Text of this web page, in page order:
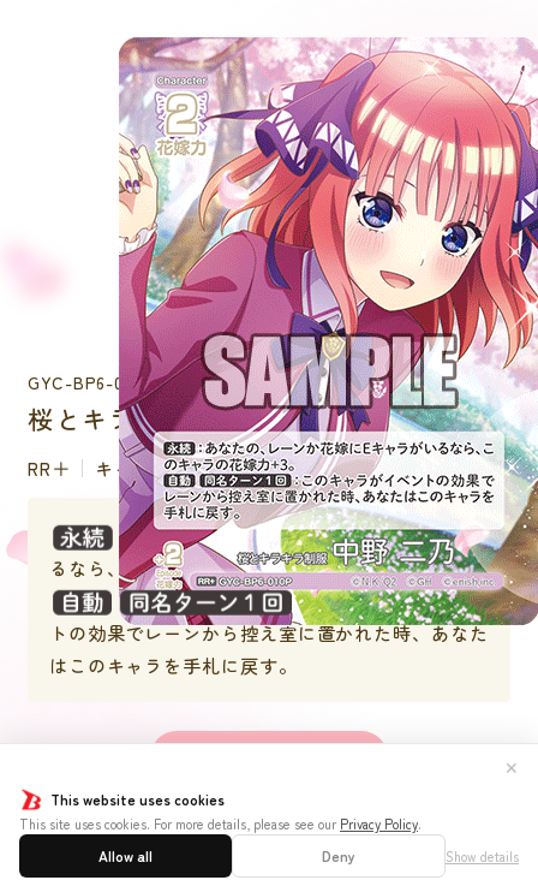
This website uses cookies
This site uses cookies. For more details, please see our Privacy Policy.
Allow all Deny Show details
✕
GYC-BP6-010P
桜とキラキラ制服 中野 二乃
RR＋ キャラクター
：あなたの、レーンか花嫁にEキャラがい
るなら、このキャラの花嫁力＋３。
：このキャラがイベン
トの効果でレーンから控え室に置かれた時、あなた
はこのキャラを手札に戻す。